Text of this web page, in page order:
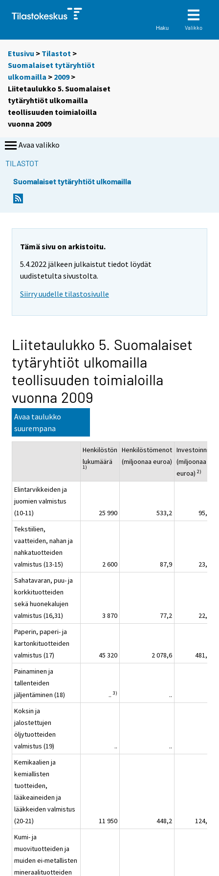
Haku Valikko
Etusivu > Tilastot >
Suomalaiset tytäryhtiöt
ulkomailla > 2009>
Liitetaulukko 5. Suomalaiset
tytäryhtiöt ulkomailla
teollisuuden toimialoilla
vuonna 2009
Avaa valikko
TILASTOT
Suomalaiset tytäryhtiöt ulkomailla
Tämä sivu on arkistoitu.
5.4.2022 jälkeen julkaistut tiedot löydät
uudistetulta sivustolta.
Siirry uudelle tilastosivulle
Liitetaulukko 5. Suomalaiset
tytäryhtiöt ulkomailla
teollisuuden toimialoilla
vuonna 2009
Avaa taulukko
suurempana
Henkilöstön
lukumäärä
1)
Henkilöstömenot
(miljoonaa euroa)
Investoinnit
(miljoonaa
euroa) 2)
Elintarvikkeiden ja
juomien valmistus
(10-11)
25 990 533,2
95,1
Tekstiilien,
vaatteiden, nahan ja
nahkatuotteiden
valmistus (13-15)
2 600 87,9
23,4
Sahatavaran, puu- ja
korkkituotteiden
sekä huonekalujen
valmistus (16,31)
3 870 77,2
22,1
Paperin, paperi- ja
kartonkituotteiden
valmistus (17)
45 320 2 078,6
481,3
Painaminen ja
tallenteiden
jäljentäminen (18)
.. 3) ..
Koksin ja
jalostettujen
öljytuotteiden
valmistus (19)
.. ..
Kemikaalien ja
kemiallisten
tuotteiden,
lääkeaineiden ja
lääkkeiden valmistus
(20-21)
11 950 448,2
124,5
Kumi- ja
muovituotteiden ja
muiden ei-metallisten
mineraalituotteiden